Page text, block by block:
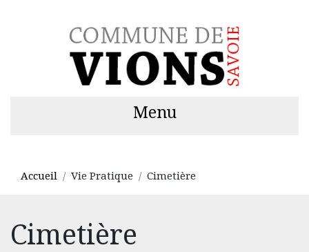
Menu
Accueil Vie Pratique Cimetière
Cimetière